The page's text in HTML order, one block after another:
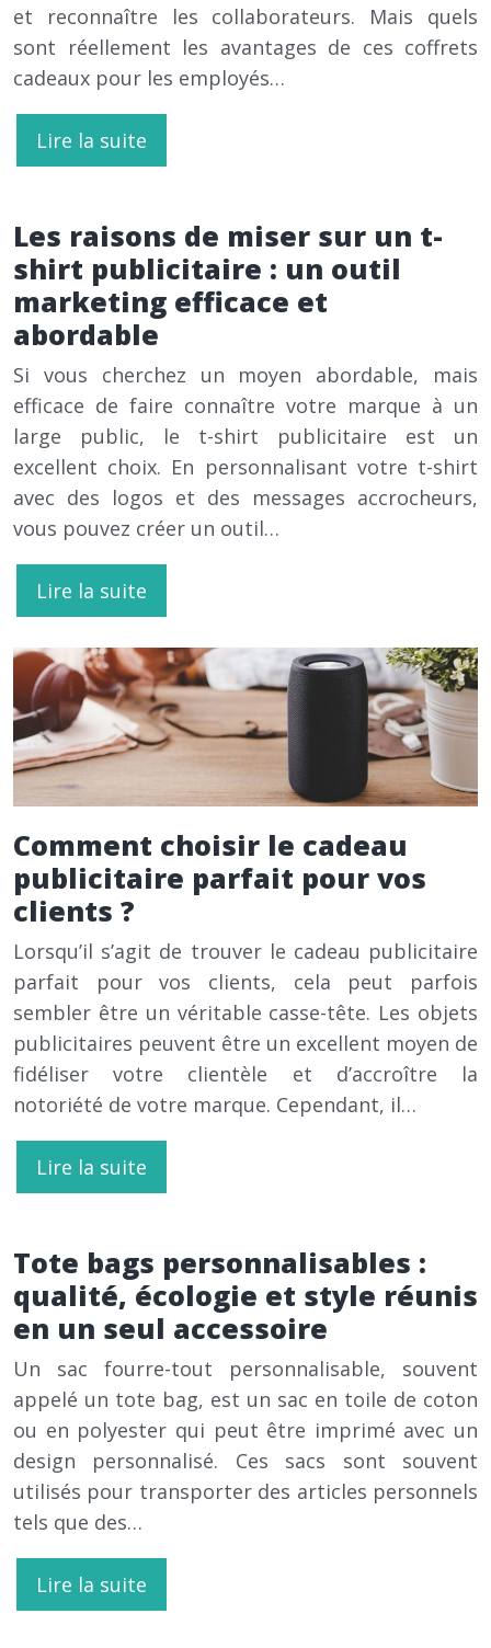
et reconnaître les collaborateurs. Mais quels
sont réellement les avantages de ces coffrets
cadeaux pour les employés…
Lire la suite
Les raisons de miser sur un t-
shirt publicitaire : un outil
marketing efficace et
abordable
Si vous cherchez un moyen abordable, mais
efficace de faire connaître votre marque à un
large public, le t-shirt publicitaire est un
excellent choix. En personnalisant votre t-shirt
avec des logos et des messages accrocheurs,
vous pouvez créer un outil…
Lire la suite
Comment choisir le cadeau
publicitaire parfait pour vos
clients ?
Lorsqu’il s’agit de trouver le cadeau publicitaire
parfait pour vos clients, cela peut parfois
sembler être un véritable casse-tête. Les objets
publicitaires peuvent être un excellent moyen de
fidéliser votre clientèle et d’accroître la
notoriété de votre marque. Cependant, il…
Lire la suite
Tote bags personnalisables :
qualité, écologie et style réunis
en un seul accessoire
Un sac fourre-tout personnalisable, souvent
appelé un tote bag, est un sac en toile de coton
ou en polyester qui peut être imprimé avec un
design personnalisé. Ces sacs sont souvent
utilisés pour transporter des articles personnels
tels que des…
Lire la suite